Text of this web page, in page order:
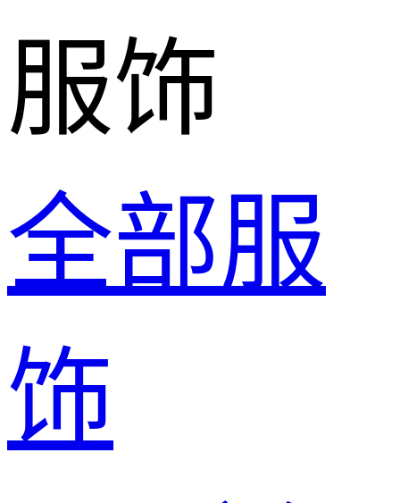
服饰
全部服
饰